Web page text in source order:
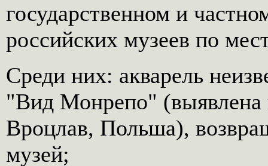
государственном и
российских музеев по
Среди них: акварель
"Вид Монрепо" (выявлена
Вроцлав, Польша),
музей;